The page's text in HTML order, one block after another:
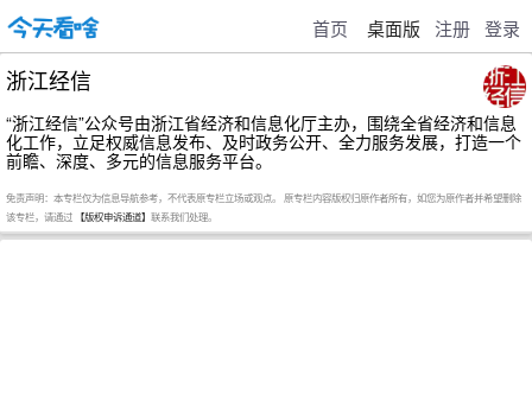
首页 桌面版 注册 登录
浙江经信
“浙江经信”公众号由浙江省经济和信息化厅主办，围绕全省经济和信息
化工作，立足权威信息发布、及时政务公开、全力服务发展，打造一个
前瞻、深度、多元的信息服务平台。
免责声明：本专栏仅为信息导航参考，不代表原专栏立场或观点。 原专栏内容版权归原作者所有，如您为原作者并希望删除
该专栏，请通过 【版权申诉通道】 联系我们处理。